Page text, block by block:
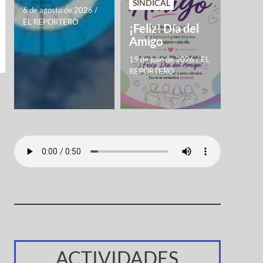
6 de agosto de 2026/
EL REPORTERO
SINDICAL
¡Feliz! Día del
Amigo
19 de julio de 2026/EL
REPORTERO
ACTIVIDADES